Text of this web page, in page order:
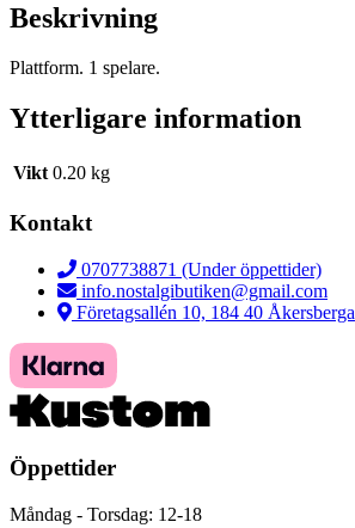
Beskrivning
Plattform. 1 spelare.
Ytterligare information
Vikt 0.20 kg
Kontakt
0707738871 (Under öppettider)
info.nostalgibutiken@gmail.com
Företagsallén 10, 184 40 Åkersberga
Öppettider
Måndag - Torsdag: 12-18